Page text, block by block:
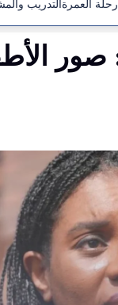
رحلة العمرة التدريب